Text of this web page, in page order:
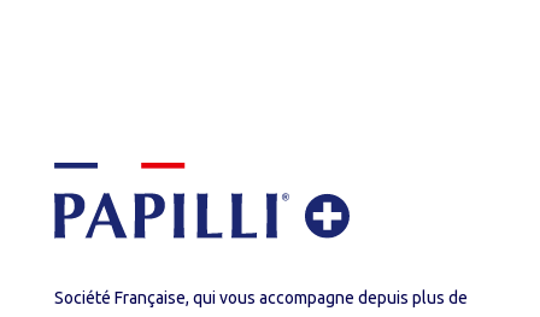
Société Française, qui vous accompagne depuis plus de